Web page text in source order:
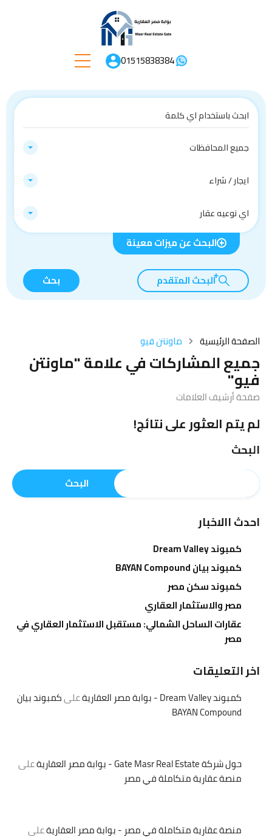
01515838384
جميع المحافظات
ايجار / شراء
اي نوعيه عقار
البحث عن ميزات معينة
البحث المتقدم بحث
الصفحة الرئيسية ماونتن فيو
جميع المشاركات في علامة "ماونتن
فيو"
صفحة أرشيف العلامات
لم يتم العثور على نتائج!
البحث
البحث
احدث االاخبار
كمبوند Dream Valley
كمبوند بيان BAYAN Compound
كمبوند سكن مصر
مصر والاستثمار العقاري
عقارات الساحل الشمالي: مستقبل الاستثمار العقاري في
مصر
اخر التعليقات
كمبوند Dream Valley - بوابة مصر العقارية علىكمبوند بيان
BAYAN Compound
حول شركة Gate Masr Real Estate - بوابة مصر العقارية
على
منصة عقارية متكاملة في مصر
منصة عقارية متكاملة في مصر - بوابة مصر العقاريةعلى